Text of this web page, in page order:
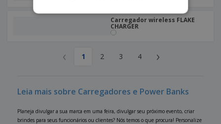
Carregador wireless FLAKE
CHARGER
‹ 1 2 3 4 ›
Leia mais sobre Carregadores e Power Banks
Planeja divulgar a sua marca em uma feira, divulgar seu próximo evento, criar
brindes para seus funcionários ou clientes? Nós temos o que procura! Personalize